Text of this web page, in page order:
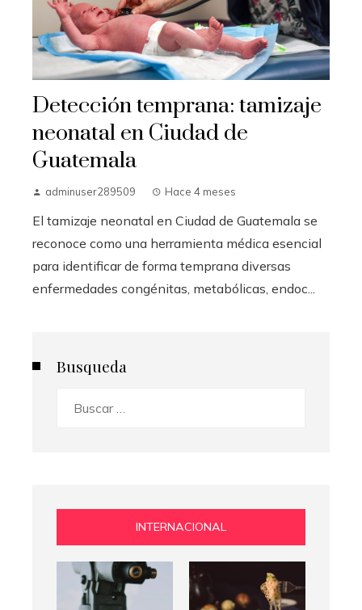
Detección temprana: tamizaje
neonatal en Ciudad de
Guatemala
adminuser289509 Hace 4 meses
El tamizaje neonatal en Ciudad de Guatemala se
reconoce como una herramienta médica esencial
para identificar de forma temprana diversas
enfermedades congénitas, metabólicas, endoc...
Busqueda
INTERNACIONAL